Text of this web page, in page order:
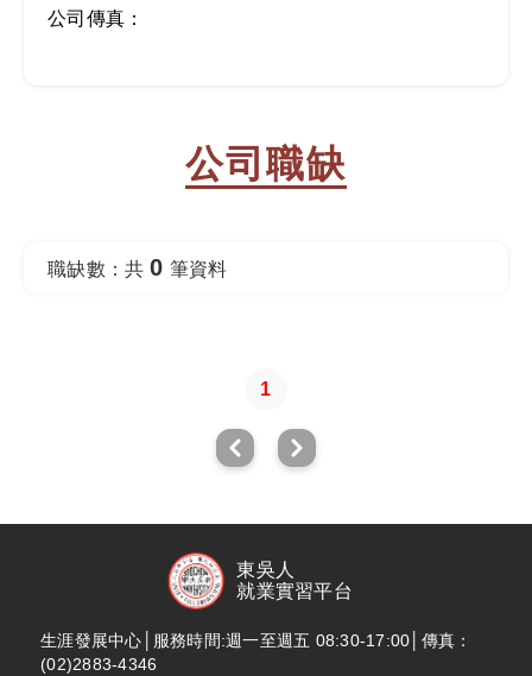
公司傳真：
公司職缺
職缺數：共 0 筆資料
1
東吳人
就業實習平台
生涯發展中心│服務時間:週一至週五 08:30-17:00│傳真：
(02)2883-4346